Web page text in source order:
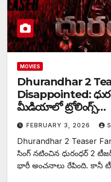
MOVIES
Dhurandhar 2
Disappointed:
మీడియాలో ట్రోలింగ్స్…
FEBRUARY 3, 2026
Dhurandhar 2 Teaser
సింగ్ నటించిన ధురంధర్ 2
భారీ అంచనాలు రేపింది. కానీ